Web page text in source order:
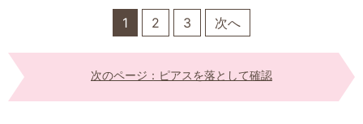
1 2 3 次へ
次のページ：ピアスを落として確認